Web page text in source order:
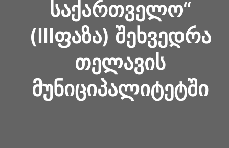
ᲡᲐᲥᲐᲠᲗᲕᲔᲚᲝ“
(IIIᲤᲐᲖᲐ) ᲨᲔᲮᲕᲔᲓᲠᲐ
ᲗᲔᲚᲐᲕᲘᲡ
ᲛᲣᲜᲘᲪᲘᲞᲐᲚᲘᲢᲔᲢᲨᲘ